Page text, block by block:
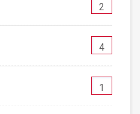
2
4
1